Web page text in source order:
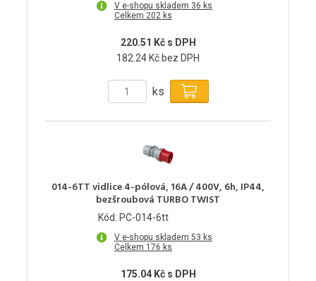
V e-shopu skladem 36 ks
Celkem 202 ks
220.51 Kč s DPH
182.24 Kč bez DPH
ks
014-6TT vidlice 4-pólová, 16A / 400V, 6h, IP44,
bezšroubová TURBO TWIST
Kód: PC-014-6tt
V e-shopu skladem 53 ks
Celkem 176 ks
175.04 Kč s DPH